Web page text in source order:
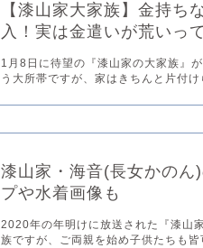
【漆山家大家族】金持ち
入！実は金遣いが荒いっ
1月8日に待望の『漆山家の大家族』
う大所帯ですが、家はきちんと片付
漆山家・海音(長女かのん
プや水着画像も
2020年の年明けに放送された『漆山
族ですが、ご両親を始め子供たちも